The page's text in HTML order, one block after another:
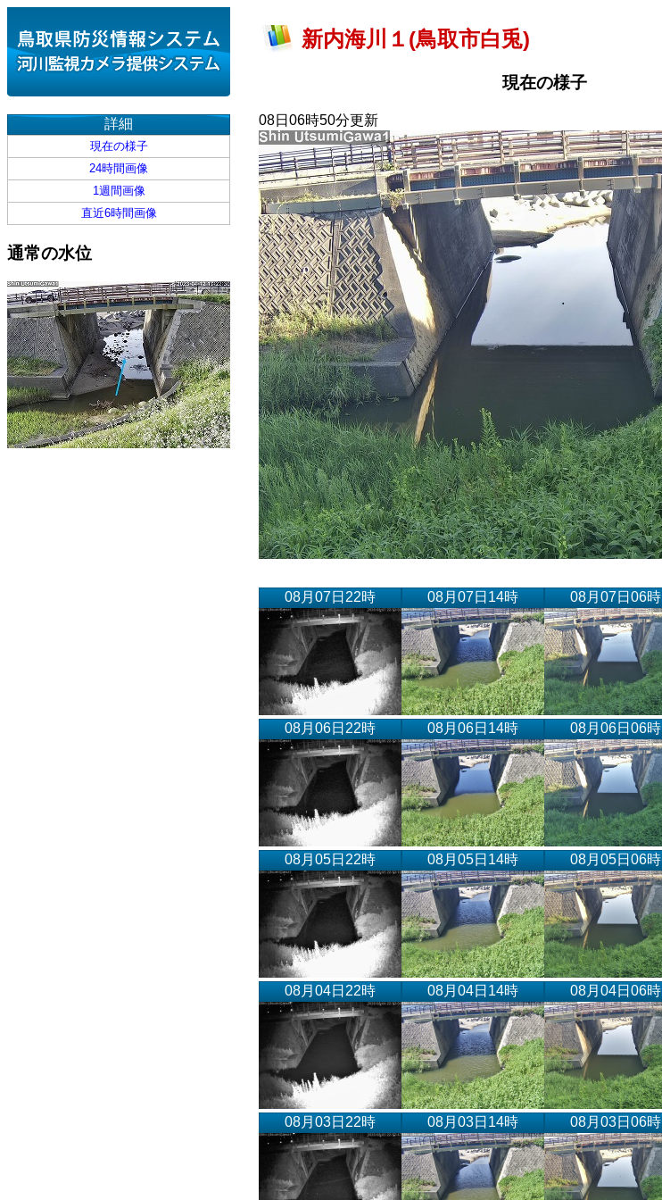
詳細
現在の様子
24時間画像
1週間画像
直近6時間画像
通常の水位
新内海川１(鳥取市白兎)
現在の様子
08日06時50分更新
08月07日22時 08月07日14時 08月07日06時
08月06日22時 08月06日14時 08月06日06時
08月05日22時 08月05日14時 08月05日06時
08月04日22時 08月04日14時 08月04日06時
08月03日22時 08月03日14時 08月03日06時